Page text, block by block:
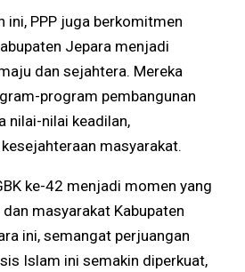
ini, PPP juga berkomitmen
Jepara menjadi
dan sejahtera. Mereka
program pembangunan
nilai-nilai keadilan,
masyarakat.
ke-42 menjadi momen yang
dan masyarakat Kabupaten
ini, semangat perjuangan
Islam ini semakin diperkuat,